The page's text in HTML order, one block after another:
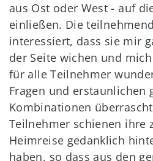
aus Ost oder West - auf
einließen. Die
interessiert, dass sie mir
der Seite wichen und
für alle Teilnehmer
Fragen und erstaunlichen
Kombinationen
Teilnehmer schienen ihre
Heimreise gedanklich
haben, so dass aus den